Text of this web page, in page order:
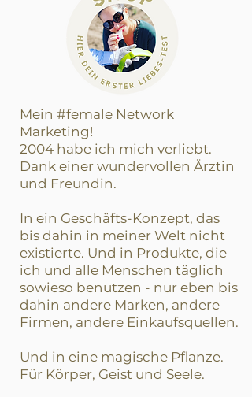
Mein #female Network
Marketing!
2004 habe ich mich verliebt.
Dank einer wundervollen Ärztin
und Freundin.
In ein Geschäfts-Konzept, das
bis dahin in meiner Welt nicht
existierte. Und in Produkte, die
ich und alle Menschen täglich
sowieso benutzen - nur eben bis
dahin andere Marken, andere
Firmen, andere Einkaufsquellen.
Und in eine magische Pflanze.
Für Körper, Geist und Seele.